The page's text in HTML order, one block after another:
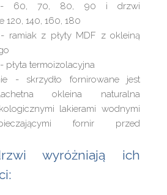
- 60, 70, 80, 90 i drzwi
120, 140, 160, 180
ramiak z płyty MDF z okleiną
płyta termoizolacyjna
- skrzydło fornirowane jest
okleina naturalna
lakierami wodnymi
fornir przed
wyróżniają ich